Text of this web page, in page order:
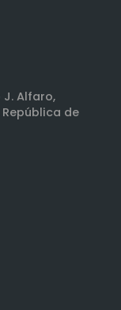
J. Alfaro,
de